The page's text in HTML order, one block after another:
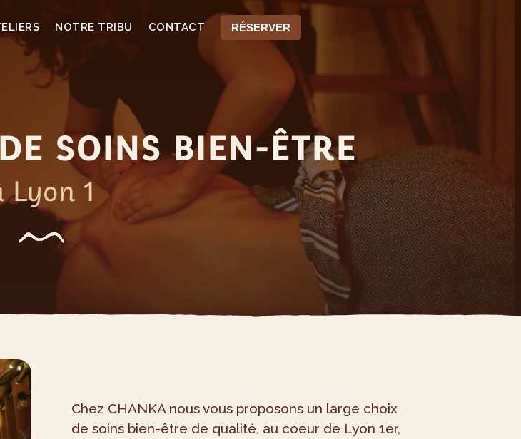
NOTRE TRIBU CONTACT RÉSERVER
SOINS BIEN-ÊTRE
Lyon 1
Chez CHANKA nous vous proposons un large choix
de soins bien-être de qualité, au coeur de Lyon 1er,